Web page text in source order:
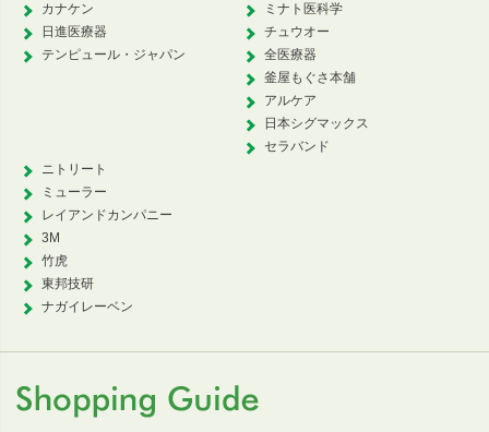
カナケン
日進医療器
テンピュール・ジャパン
ミナト医科学
チュウオー
全医療器
釜屋もぐさ本舗
アルケア
日本シグマックス
セラバンド
ニトリート
ミューラー
レイアンドカンパニー
3M
竹虎
東邦技研
ナガイレーベン